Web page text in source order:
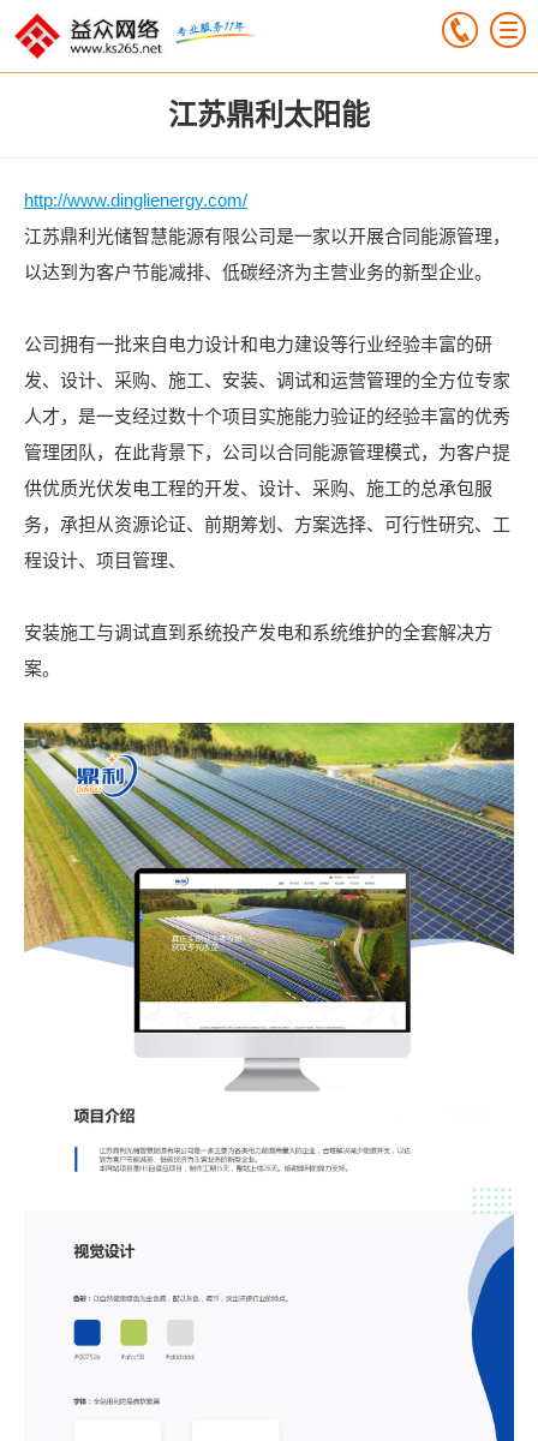
江苏鼎利太阳能
http://www.dinglienergy.com/
江苏鼎利光储智慧能源有限公司是一家以开展合同能源管理，
以达到为客户节能减排、低碳经济为主营业务的新型企业。
公司拥有一批来自电力设计和电力建设等行业经验丰富的研
发、设计、采购、施工、安装、调试和运营管理的全方位专家
人才，是一支经过数十个项目实施能力验证的经验丰富的优秀
管理团队，在此背景下，公司以合同能源管理模式，为客户提
供优质光伏发电工程的开发、设计、采购、施工的总承包服
务，承担从资源论证、前期筹划、方案选择、可行性研究、工
程设计、项目管理、
安装施工与调试直到系统投产发电和系统维护的全套解决方
案。